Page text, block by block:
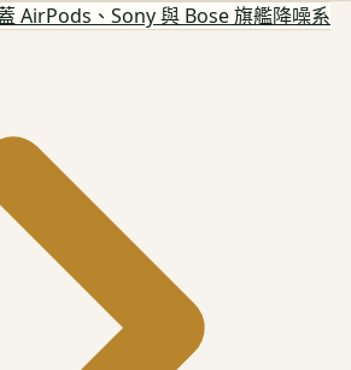
AirPods、Sony 與 Bose 旗艦降噪系